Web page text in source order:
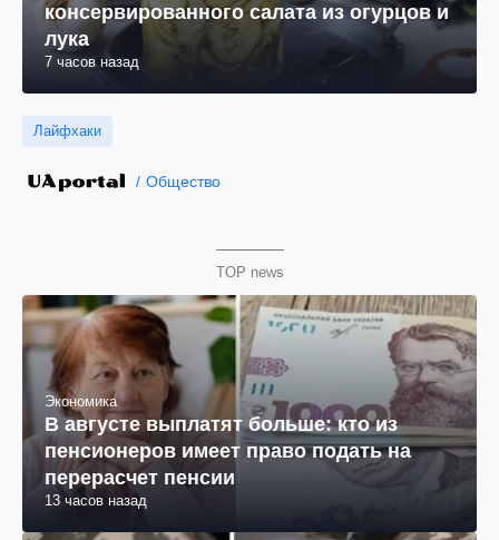
консервированного салата из огурцов и
лука
7 часов назад
Лайфхаки
Общество
TOP news
Экономика
В августе выплатят больше: кто из
пенсионеров имеет право подать на
перерасчет пенсии
13 часов назад